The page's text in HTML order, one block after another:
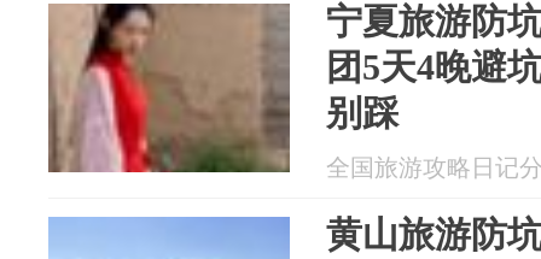
宁夏旅游防
团5天4晚避
别踩
全国旅游攻略日记
黄山旅游防